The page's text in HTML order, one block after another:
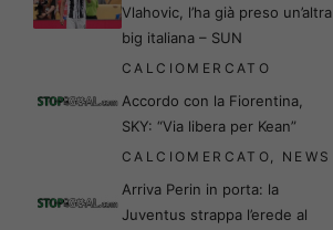
Vlahovic, l’ha già preso un’altra
big italiana – SUN
CALCIOMERCATO
Accordo con la Fiorentina,
SKY: “Via libera per Kean”
CALCIOMERCATO, NEWS
Arriva Perin in porta: la
Juventus strappa l’erede al